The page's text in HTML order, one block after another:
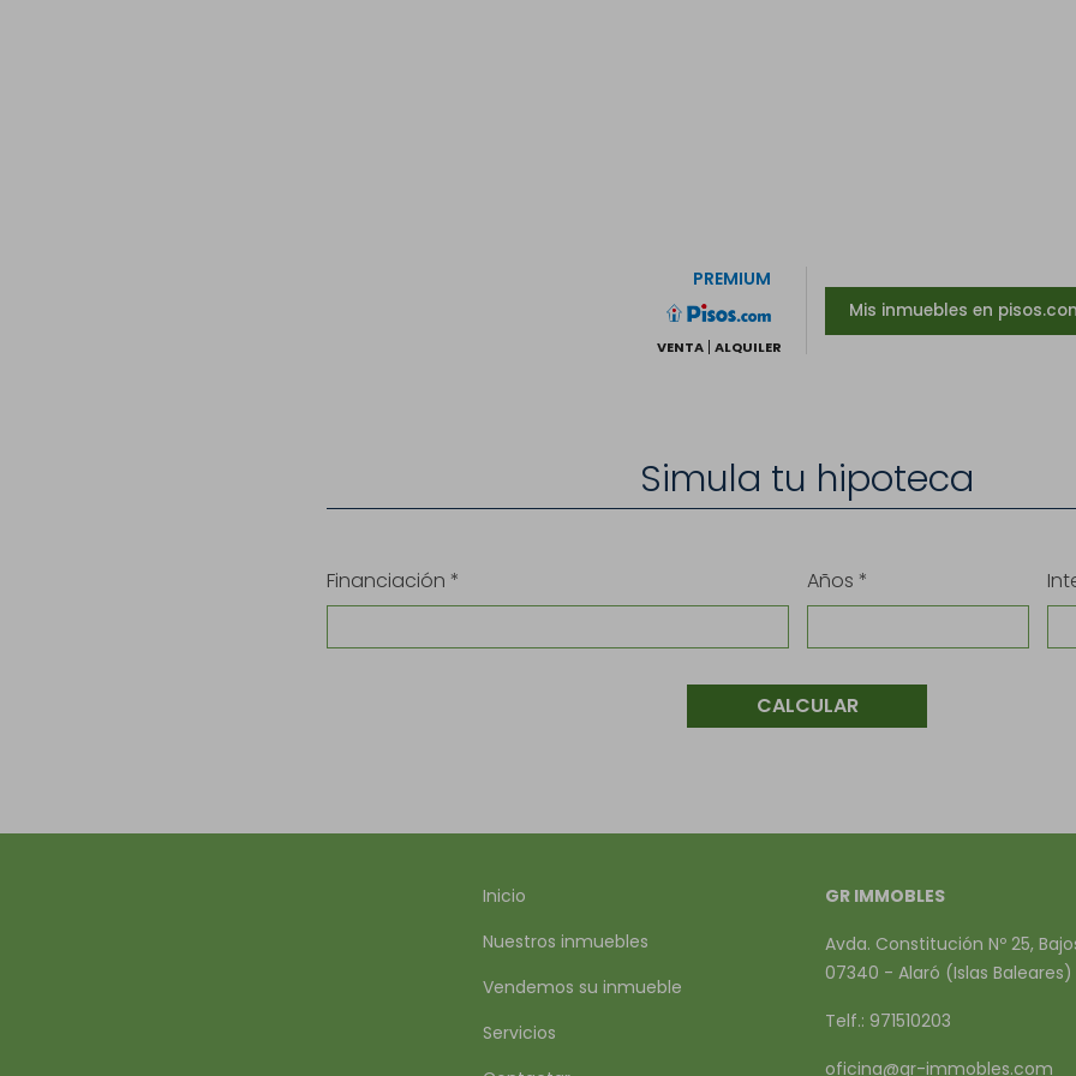
PREMIUM
VENTA ALQUILER
Mis inmuebles en
Simula tu hipoteca
Financiación * Años *
CALCULAR
Inicio
Nuestros inmuebles
Vendemos su inmueble
Servicios
GR IMMOBLES
Avda. Constitución Nº 25,
07340 - Alaró (Islas Baleares)
Telf.: 971510203
oficina@gr-immobles.com